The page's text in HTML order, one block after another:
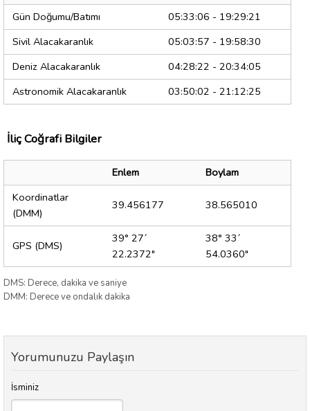
Gün Doğumu/Batımı
05:33:06 - 19:29:21
Sivil Alacakaranlık
05:03:57 - 19:58:30
Deniz Alacakaranlık
04:28:22 - 20:34:05
Astronomik Alacakaranlık
03:50:02 - 21:12:25
İliç Coğrafi Bilgiler
Enlem
Boylam
Koordinatlar
(DMM)
39.456177 38.565010
GPS (DMS)
39° 27´
22.2372"
38° 33´
54.0360"
DMS: Derece, dakika ve saniye
DMM: Derece ve ondalık dakika
Yorumunuzu Paylaşın
İsminiz